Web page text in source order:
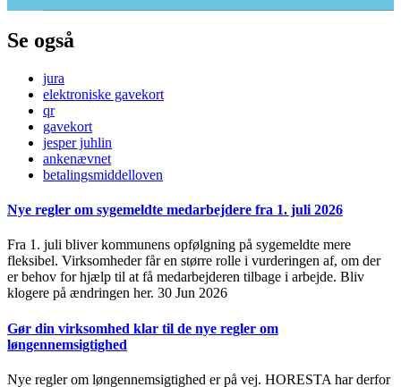
Se også
jura
elektroniske gavekort
qr
gavekort
jesper juhlin
ankenævnet
betalingsmiddelloven
Nye regler om sygemeldte medarbejdere fra 1. juli 2026
Fra 1. juli bliver kommunens opfølgning på sygemeldte mere
fleksibel. Virksomheder får en større rolle i vurderingen af, om der
er behov for hjælp til at få medarbejderen tilbage i arbejde. Bliv
klogere på ændringen her. 30 Jun 2026
Gør din virksomhed klar til de nye regler om
løngennemsigtighed
Nye regler om løngennemsigtighed er på vej. HORESTA har derfor